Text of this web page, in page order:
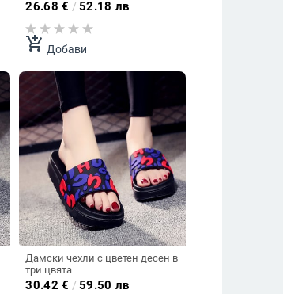
26.68 € /52.18 лв
add_shopping_cart Добави
Дамски чехли с цветен десен в
три цвята
30.42 € /59.50 лв